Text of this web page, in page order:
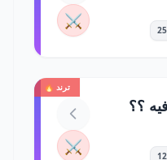
⚔️
ترند 🔥
؟؟
⚔️